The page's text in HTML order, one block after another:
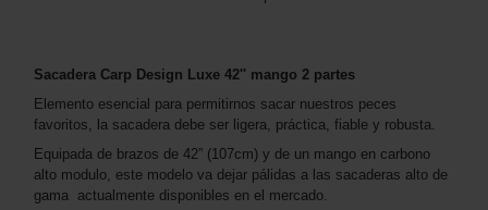
Sacadera Carp Design Luxe 42'' mango 2 partes
Elemento esencial para permitirnos sacar nuestros peces
favoritos, la sacadera debe ser ligera, práctica, fiable y robusta.
Equipada de brazos de 42” (107cm) y de un mango en carbono
alto modulo, este modelo va dejar pálidas a las sacaderas alto de
gama actualmente disponibles en el mercado.